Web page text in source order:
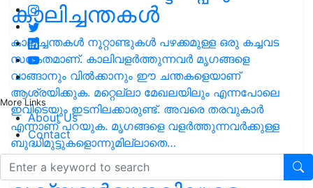
More Links
About Us
Contact
കാലിച്ചന്തകള്‍
കാലിച്ചന്തകള്‍ നൂറ്റാണ്ടുകള്‍ പഴക്കമുള്ള ഒരു കച്ചവട
സങ്കേതമാണ്. കാലിവളര്‍ത്തുന്നവര്‍ മൃഗങ്ങളെ
വാങ്ങാനും വില്‍ക്കാനും ഈ ചന്തകളെയാണ്
ആശ്രയിക്കുക. മറ്റെല്ലാ മേഖലയിലും എന്നപോലെ
ഇവിടെയും ഇടനിലക്കാരുണ്ട്. അവരെ തരവുകാര്‍
എന്നാണ് പറയുക. മൃഗങ്ങളെ വളര്‍ത്തുന്നവര്‍ക്കുള്ള
ബുദ്ധിമുട്ടുകളൊന്നുമില്ലാതെ…